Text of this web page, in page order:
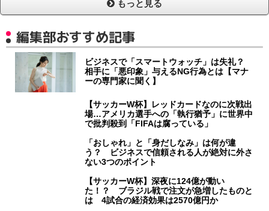
もっと見る
編集部おすすめ記事
ビジネスで「スマートウォッチ」は失礼？
相手に「悪印象」与えるNG行為とは【マナ
ーの専門家に聞く】
【サッカーW杯】レッドカードなのに次戦出
場…アメリカ選手への「執行猶予」に世界中
で批判殺到「FIFAは腐っている」
「おしゃれ」と「身だしなみ」は何が違
う？ ビジネスで信頼される人が絶対に外さ
ない3つのポイント
【サッカーW杯】深夜に124億が動い
た！？ ブラジル戦で注文が急増したものと
は 4試合の経済効果は2570億円か